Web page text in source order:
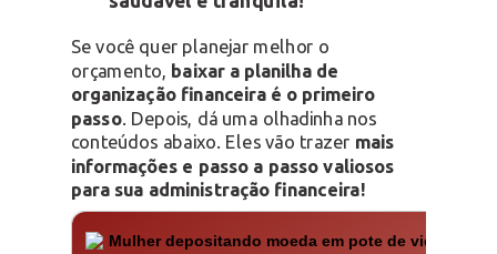
Se você quer planejar melhor o
orçamento, baixar a planilha de
organização financeira é o primeiro
passo. Depois, dá uma olhadinha nos
conteúdos abaixo. Eles vão trazer mais
informações e passo a passo valiosos
para sua administração financeira!